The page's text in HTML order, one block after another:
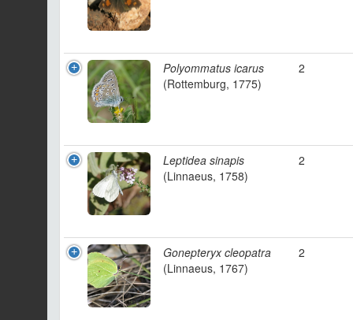
Polyommatus icarus
(Rottemburg, 1775)
2
Leptidea sinapis
(Linnaeus, 1758)
2
Gonepteryx cleopatra
(Linnaeus, 1767)
2